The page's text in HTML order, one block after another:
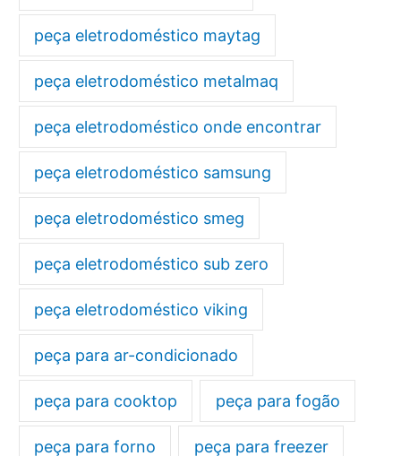
peça eletrodoméstico maytag
peça eletrodoméstico metalmaq
peça eletrodoméstico onde encontrar
peça eletrodoméstico samsung
peça eletrodoméstico smeg
peça eletrodoméstico sub zero
peça eletrodoméstico viking
peça para ar-condicionado
peça para cooktop peça para fogão
peça para forno peça para freezer